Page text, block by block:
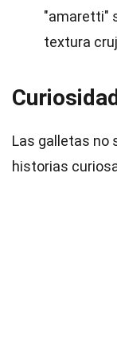
"amaretti"
textura
Las galletas no
historias